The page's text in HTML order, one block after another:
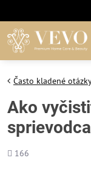
Často kladené
Ako
Počet
166